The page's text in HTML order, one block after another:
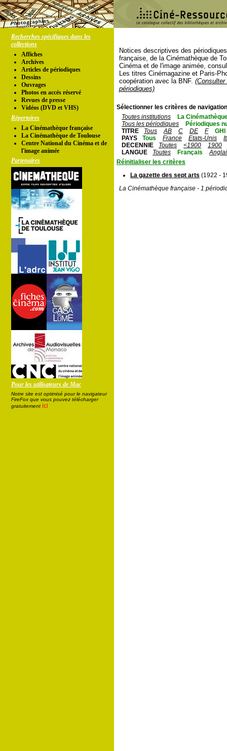
Recherches spécifiques dans les
collections
Affiches
Archives
Articles de périodiques
Dessins
Ouvrages
Photos en accés réservé
Revues de presse
Vidéos (DVD et VHS)
Répertoires
La Cinémathèque française
La Cinémathèque de Toulouse
Centre National du Cinéma et de
l'image animée
Partenaires
Pour les utilisateurs de Mac
Notre site est optimisé pour le navigateur
FireFox que vous pouvez télécharger
gratuitement ici
Notices descriptives des
française, de la Cinémathèque de
Cinéma et de l'image animée,
Les titres Cinémagazine et Paris-
coopération avec la BNF.
périodiques)
Sélectionner les critères de
Toutes institutions
La
Tous les périodiques
Périodiques
TITRE
Tous AB C DE F
GHI
PAYS
Tous France Etats-Unis
DECENNIE
Toutes <1900
1900
LANGUE
Toutes Français
Réinitialiser les critères
La gazette des sept arts (1922 -
La Cinémathèque française - 1